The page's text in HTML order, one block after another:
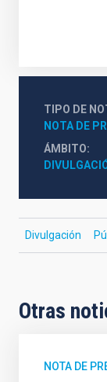
TIPO DE
NOTA DE
ÁMBITO
Divulgación
Otras
NOTA DE